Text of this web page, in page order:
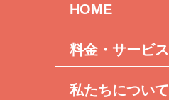
HOME
料金・サービス
私たちについて